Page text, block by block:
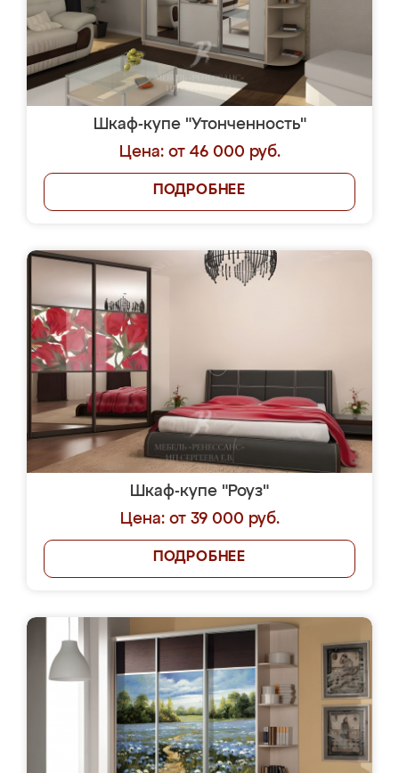
Шкаф-купе "Утонченность"
Цена: от 46 000 руб.
ПОДРОБНЕЕ
Шкаф-купе "Роуз"
Цена: от 39 000 руб.
ПОДРОБНЕЕ